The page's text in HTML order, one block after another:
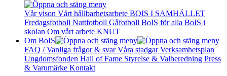
Vår vison Vårt hållbarhetsarbete BOIS I SAMHÄLLET
Fredagsfotboll Nattfotboll Gåfotboll BoIS för alla BoIS i
skolan Om vårt arbete KNUT
Om BoIS
FAQ / Vanliga frågor & svarVåra stadgarVerksamhetsplan
Ungdomsfonden Hall of Fame Styrelse & Valberedning Press
& Varumärke Kontakt